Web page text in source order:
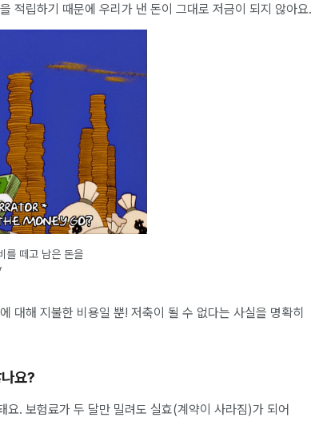
적립하기 때문에 우리가 낸 돈이 그대로 저금이 되지 않아요.
를 떼고 남은 돈을
대해 지불한 비용일 뿐! 저축이 될 수 없다는 사실을 명확히
요?
. 보험료가 두 달만 밀려도 실효(계약이 사라짐)가 되어